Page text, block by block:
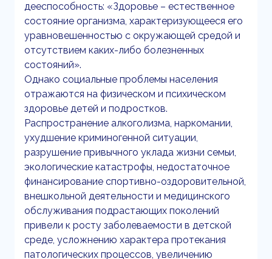
дееспособность: «Здоровье – естественное
состояние организма, характеризующееся его
уравновешенностью с окружающей средой и
отсутствием каких-либо болезненных
состояний».
Однако социальные проблемы населения
отражаются на физическом и психическом
здоровье детей и подростков.
Распространение алкоголизма, наркомании,
ухудшение криминогенной ситуации,
разрушение привычного уклада жизни семьи,
экологические катастрофы, недостаточное
финансирование спортивно-оздоровительной,
внешкольной деятельности и медицинского
обслуживания подрастающих поколений
привели к росту заболеваемости в детской
среде, усложнению характера протекания
патологических процессов, увеличению